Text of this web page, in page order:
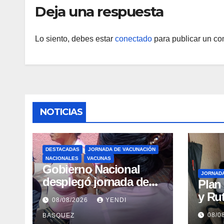
Deja una respuesta
Lo siento, debes estar conectado para publicar un
NOTICIAS
DESTACADAS
JORNADA DE VACUNACIÓN
NACIONALES
VACUNAS
Gobierno Nacional
desplegó jornada de
vacunación en La
Guaira para garantizar
protección
08/08/2026 YENDI
BASQUEZ
Plan
y
08/